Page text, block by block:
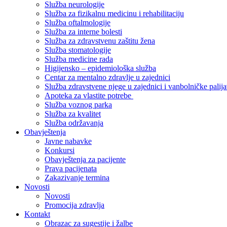
Služba neurologije
Služba za fizikalnu medicinu i rehabilitaciju
Služba oftalmologije
Služba za interne bolesti
Služba za zdravstvenu zaštitu žena
Služba stomatologije
Služba medicine rada
Higijensko – epidemiološka služba
Centar za mentalno zdravlje u zajednici
Služba zdravstvene njege u zajednici i vanbolničke
Apoteka za vlastite potrebe
Služba voznog parka
Služba za kvalitet
Služba održavanja
Obavještenja
Javne nabavke
Konkursi
Obavještenja za pacijente
Prava pacijenata
Zakazivanje termina
Novosti
Novosti
Promocija zdravlja
Kontakt
Obrazac za sugestije i žalbe